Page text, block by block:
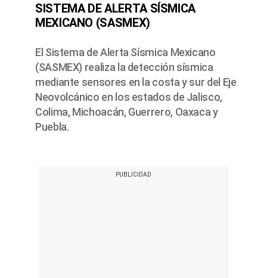
SISTEMA DE ALERTA SÍSMICA
MEXICANO (SASMEX)
El Sistema de Alerta Sísmica Mexicano
(SASMEX) realiza la detección sísmica
mediante sensores en la costa y sur del Eje
Neovolcánico en los estados de Jalisco,
Colima, Michoacán, Guerrero, Oaxaca y
Puebla.